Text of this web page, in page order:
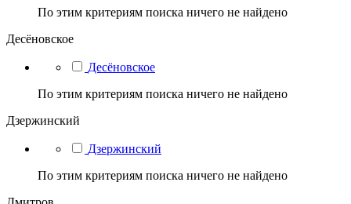
По этим критериям поиска ничего не найдено
Десёновское
Десёновское
По этим критериям поиска ничего не найдено
Дзержинский
Дзержинский
По этим критериям поиска ничего не найдено